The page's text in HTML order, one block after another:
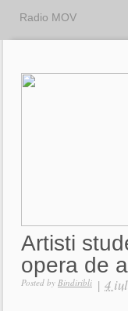
Radio MOV
Artisti
opera de
Posted by Bindiribli | 4